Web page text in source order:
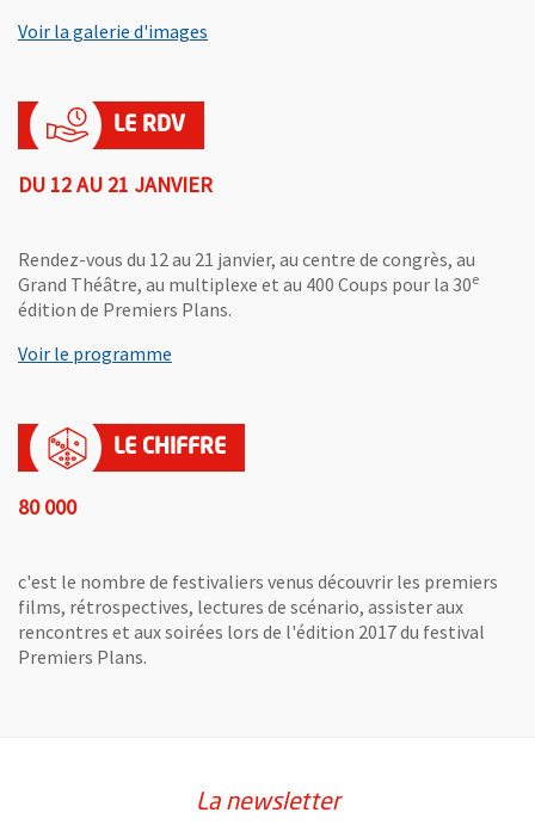
Voir la galerie d'images
DU 12 AU 21 JANVIER
Rendez-vous du 12 au 21 janvier, au centre de congrès, au
Grand Théâtre, au multiplexe et au 400 Coups pour la 30e
édition de Premiers Plans.
Voir le programme
80 000
c'est le nombre de festivaliers venus découvrir les premiers
films, rétrospectives, lectures de scénario, assister aux
rencontres et aux soirées lors de l'édition 2017 du festival
Premiers Plans.
La newsletter